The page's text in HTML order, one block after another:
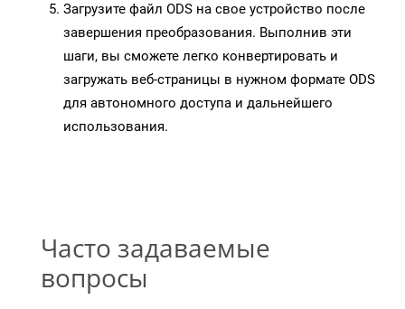
Загрузите файл ODS на свое устройство после
завершения преобразования. Выполнив эти
шаги, вы сможете легко конвертировать и
загружать веб-страницы в нужном формате ODS
для автономного доступа и дальнейшего
использования.
Часто задаваемые
вопросы